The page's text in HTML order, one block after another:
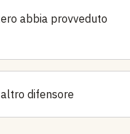
abbia provveduto
difensore